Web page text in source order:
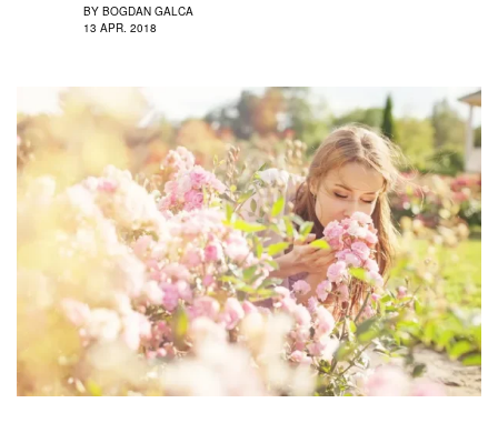
BY BOGDAN GALCA
13 APR. 2018